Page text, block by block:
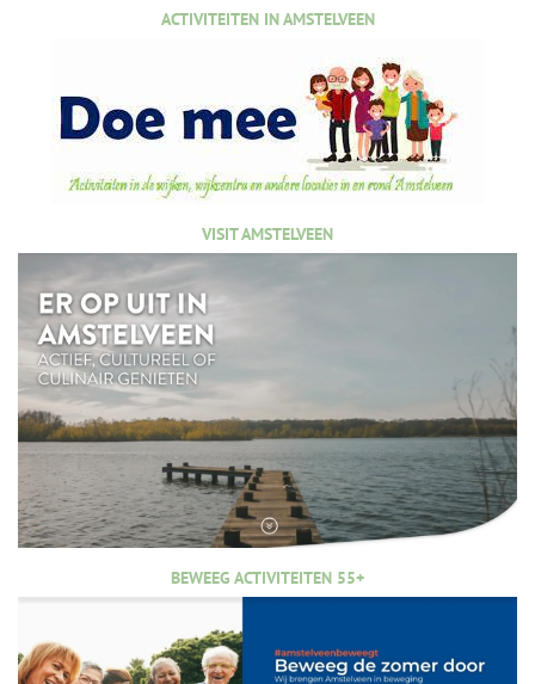
ACTIVITEITEN IN AMSTELVEEN
VISIT AMSTELVEEN
BEWEEG ACTIVITEITEN 55+